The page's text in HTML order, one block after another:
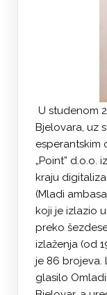
U studenom
Bjelovara, uz
esperantskim
„Point” d.o.o.
kraju
(Mladi
koji je izlazio
preko
izlaženja (od
je 86 brojeva.
glasilo